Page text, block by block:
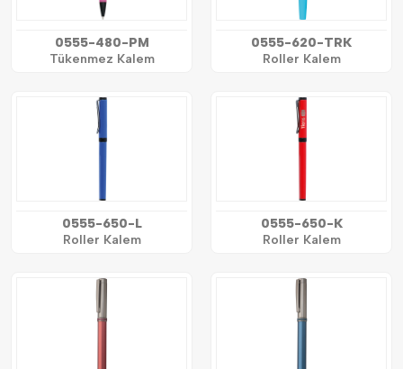
0555-480-PM
Tükenmez Kalem
0555-620-TRK
Roller Kalem
0555-650-L
Roller Kalem
0555-650-K
Roller Kalem